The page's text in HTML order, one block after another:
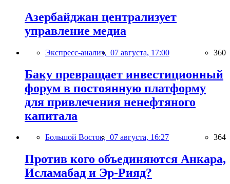
Азербайджан централизует
управление медиа
Экспресс-анализ, 07 августа, 17:00 360
Баку превращает инвестиционный
форум в постоянную платформу
для привлечения ненефтяного
капитала
Большой Восток, 07 августа, 16:27 364
Против кого объединяются Анкара,
Исламабад и Эр-Рияд?